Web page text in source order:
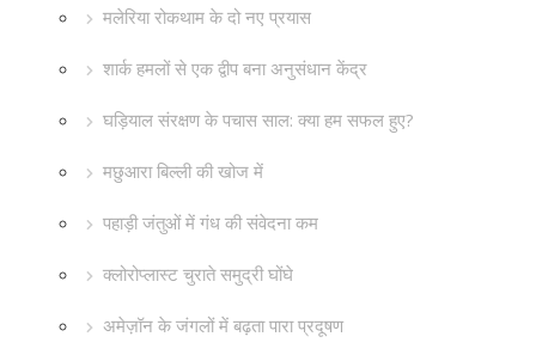
मलेरिया रोकथाम के दो नए प्रयास
शार्क हमलों से एक द्वीप बना अनुसंधान केंद्र
घड़ियाल संरक्षण के पचास साल: क्या हम सफल हुए?
मछुआरा बिल्ली की खोज में
पहाड़ी जंतुओं में गंध की संवेदना कम
क्लोरोप्लास्ट चुराते समुद्री घोंघे
अमेज़ॉन के जंगलों में बढ़ता पारा प्रदूषण